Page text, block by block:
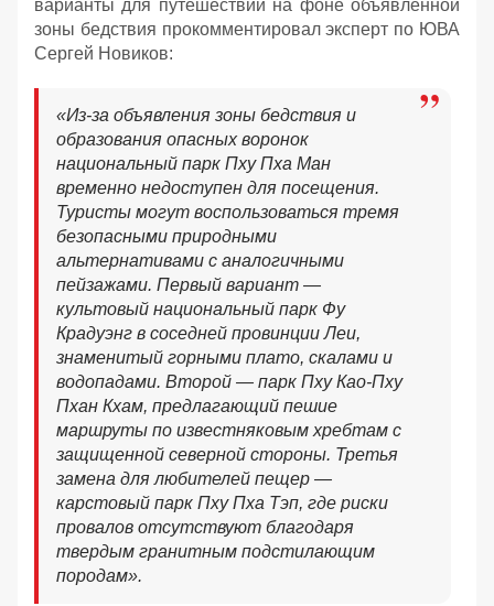
варианты для путешествий на фоне объявленной
зоны бедствия прокомментировал эксперт по ЮВА
Сергей Новиков:
«Из-за объявления зоны бедствия и
образования опасных воронок
национальный парк Пху Пха Ман
временно недоступен для посещения.
Туристы могут воспользоваться тремя
безопасными природными
альтернативами с аналогичными
пейзажами. Первый вариант —
культовый национальный парк Фу
Крадуэнг в соседней провинции Леи,
знаменитый горными плато, скалами и
водопадами. Второй — парк Пху Као-Пху
Пхан Кхам, предлагающий пешие
маршруты по известняковым хребтам с
защищенной северной стороны. Третья
замена для любителей пещер —
карстовый парк Пху Пха Тэп, где риски
провалов отсутствуют благодаря
твердым гранитным подстилающим
породам».